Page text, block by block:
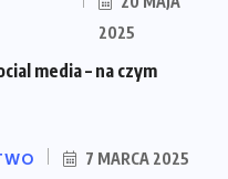
2025
media – na czym
7 MARCA 2025